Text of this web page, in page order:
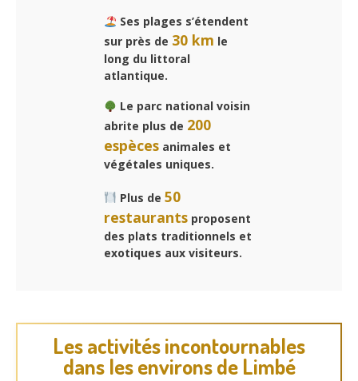
Ses plages s’étendent
sur près de 30 km le
long du littoral
atlantique.
Le parc national voisin
abrite plus de 200
espèces animales et
végétales uniques.
Plus de 50
restaurants proposent
des plats traditionnels et
exotiques aux visiteurs.
Les activités incontournables
dans les environs de Limbé